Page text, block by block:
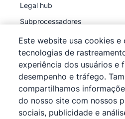
Legal hub
Subprocessadores
©2026Pipedrive
Pipedrive
Termos de Serviço
Pipedrive
Aviso de Privacidade
Este website usa cookies e
tecnologias de
experiência dos usuários e
desempenho e tráfego.
compartilhamos
do nosso site com nossos
sociais, publicidade e